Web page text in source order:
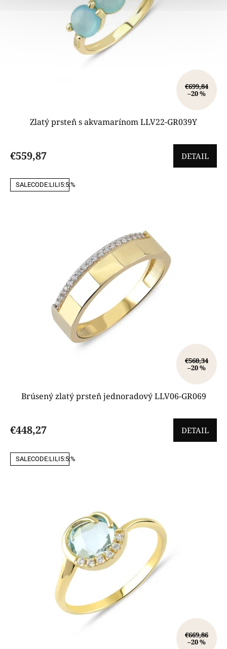
€699,84
–20 %
Zlatý prsteň s akvamarínom LLV22-GR039Y
€559,87 DETAIL
SALECODE:LILI5:5:%
€560,34
–20 %
Brúsený zlatý prsteň jednoradový LLV06-GR069
€448,27 DETAIL
SALECODE:LILI5:5:%
€669,86
–20 %